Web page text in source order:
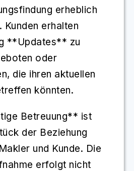
erheblich
Kunden erhalten
**Updates** zu
oder
die ihren aktuellen
könnten.
Betreuung** ist
der Beziehung
und Kunde. Die
erfolgt nicht